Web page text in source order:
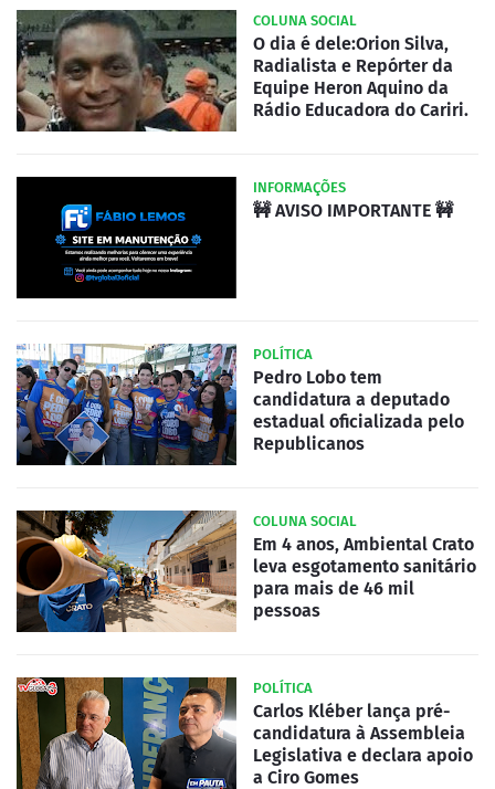
COLUNA SOCIAL
O dia é dele:Orion Silva,
Radialista e Repórter da
Equipe Heron Aquino da
Rádio Educadora do Cariri.
INFORMAÇÕES
🚧 AVISO IMPORTANTE 🚧
POLÍTICA
Pedro Lobo tem
candidatura a deputado
estadual oficializada pelo
Republicanos
COLUNA SOCIAL
Em 4 anos, Ambiental Crato
leva esgotamento sanitário
para mais de 46 mil
pessoas
POLÍTICA
Carlos Kléber lança pré-
candidatura à Assembleia
Legislativa e declara apoio
a Ciro Gomes